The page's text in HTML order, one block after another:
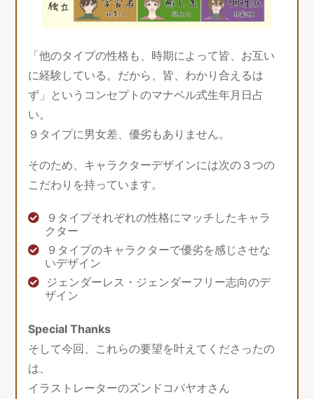
「他のタイプの性格も、時期によって皆、お互い
に経験している。だから、皆、わかり合えるは
ず」というコンセプトのマナベル式生年月日占
い。
９タイプに男女差、優劣もありません。
そのため、キャラクターデザインには次の３つの
こだわりを持っています。
９タイプそれぞれの性格にマッチしたキャラ
クター
９タイプのキャラクターで優劣を感じさせな
いデザイン
ジェンダーレス・ジェンダーフリー志向のデ
ザイン
Special Thanks
そして今回、これらの要望を叶えてくださったの
は、
イラストレーターのズンドコパヤオさん